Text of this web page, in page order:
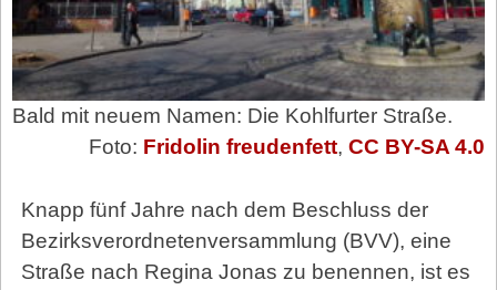
Bald mit neuem Namen: Die Kohlfurter Straße.
Foto: Fridolin freudenfett, CC BY-SA 4.0
Knapp fünf Jahre nach dem Beschluss der
Bezirksverordnetenversammlung (BVV), eine
Straße nach Regina Jonas zu benennen, ist es